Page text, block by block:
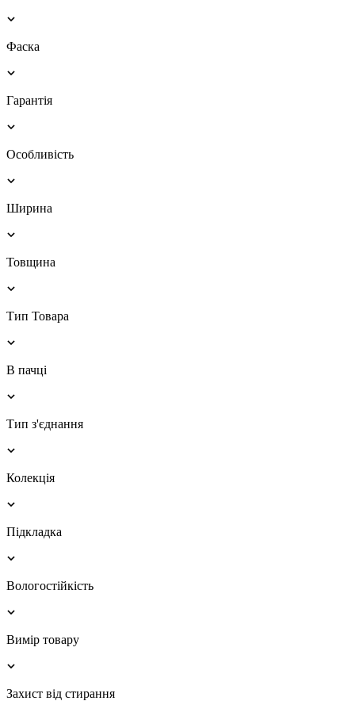
Фаска
Гарантія
Особливість
Ширина
Товщина
Тип Товара
В пачці
Тип з'єднання
Колекція
Підкладка
Вологостійкість
Вимір товару
Захист від стирання